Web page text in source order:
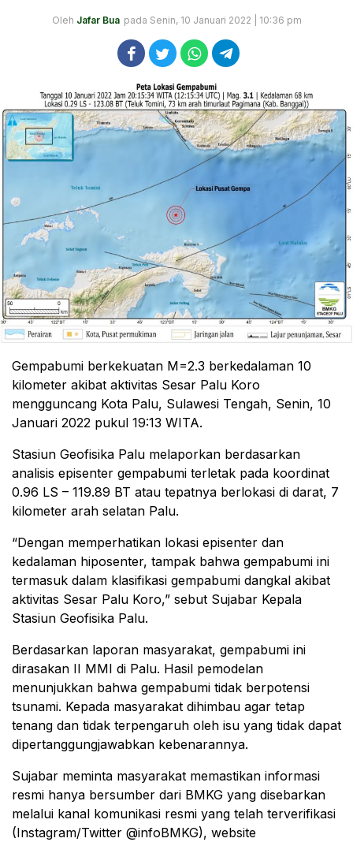
Oleh Jafar Bua pada Senin, 10 Januari 2022 | 10:36 pm
Gempabumi berkekuatan M=2.3 berkedalaman 10
kilometer akibat aktivitas Sesar Palu Koro
mengguncang Kota Palu, Sulawesi Tengah, Senin, 10
Januari 2022 pukul 19:13 WITA.
Stasiun Geofisika Palu melaporkan berdasarkan
analisis episenter gempabumi terletak pada koordinat
0.96 LS – 119.89 BT atau tepatnya berlokasi di darat, 7
kilometer arah selatan Palu.
“Dengan memperhatikan lokasi episenter dan
kedalaman hiposenter, tampak bahwa gempabumi ini
termasuk dalam klasifikasi gempabumi dangkal akibat
aktivitas Sesar Palu Koro,” sebut Sujabar Kepala
Stasiun Geofisika Palu.
Berdasarkan laporan masyarakat, gempabumi ini
dirasakan II MMI di Palu. Hasil pemodelan
menunjukkan bahwa gempabumi tidak berpotensi
tsunami. Kepada masyarakat dihimbau agar tetap
tenang dan tidak terpengaruh oleh isu yang tidak dapat
dipertanggungjawabkan kebenarannya.
Sujabar meminta masyarakat memastikan informasi
resmi hanya bersumber dari BMKG yang disebarkan
melalui kanal komunikasi resmi yang telah terverifikasi
(Instagram/Twitter @infoBMKG), website